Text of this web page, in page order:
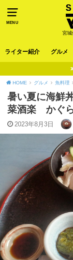
MENU
宮城
ライター紹介 グルメ
HOME グルメ 魚料理
暑い夏に海鮮
菜酒楽 かぐ
2023年8月3日